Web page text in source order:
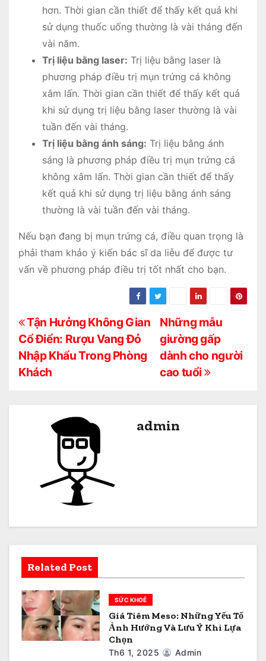
hơn. Thời gian cần thiết để thấy kết quả khi
sử dụng thuốc uống thường là vài tháng đến
vài năm.
Trị liệu bằng laser: Trị liệu bằng laser là
phương pháp điều trị mụn trứng cá không
xâm lấn. Thời gian cần thiết để thấy kết quả
khi sử dụng trị liệu bằng laser thường là vài
tuần đến vài tháng.
Trị liệu bằng ánh sáng: Trị liệu bằng ánh
sáng là phương pháp điều trị mụn trứng cá
không xâm lấn. Thời gian cần thiết để thấy
kết quả khi sử dụng trị liệu bằng ánh sáng
thường là vài tuần đến vài tháng.
Nếu bạn đang bị mụn trứng cá, điều quan trọng là
phải tham khảo ý kiến ​​bác sĩ da liễu để được tư
vấn về phương pháp điều trị tốt nhất cho bạn.
Đ
i
ề
à
i
v
i
Những mẫu
giường gấp
dành cho người
cao tuổi
Tận Hưởng Không Gian
Cổ Điển: Rượu Vang Đỏ
Nhập Khẩu Trong Phòng
Khách
admin
Related Post
SỨC KHOẺ
Giá Tiêm Meso: Những Yếu Tố
Ảnh Hưởng Và Lưu Ý Khi Lựa
Chọn
Th6 1, 2025 Admin